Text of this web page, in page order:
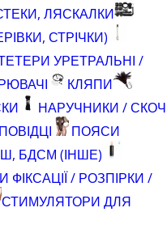
ЛЯСКАЛКИ
СТРІЧКИ)
УРЕТРАЛЬНІ /
КЛЯПИ
НАРУЧНИКИ / СКОЧ
ПОЯСИ
БДСМ (ІНШЕ)
/ РОЗПІРКИ /
СТИМУЛЯТОРИ ДЛЯ